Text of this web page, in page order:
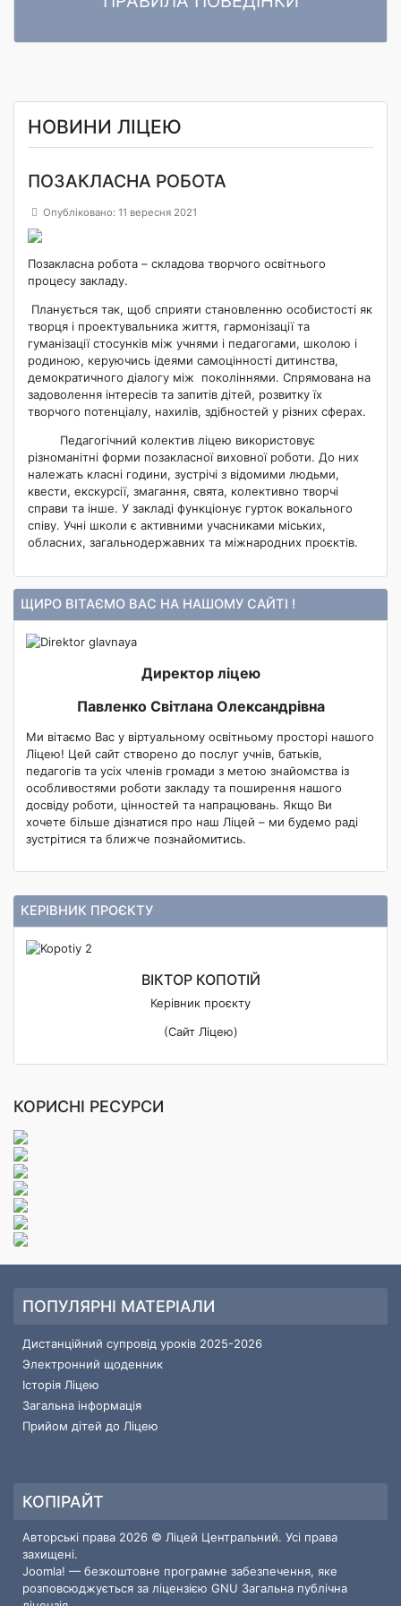
ЩИРО ВІТАЄМО ВАС НА НАШОМУ САЙТІ !
Директор ліцею
Павленко Світлана Олександрівна
Ми вітаємо Вас у віртуальному освітньому просторі нашого
Ліцею! Цей сайт створено до послуг учнів, батьків,
педагогів та усіх членів громади з метою знайомства із
особливостями роботи закладу та поширення нашого
досвіду роботи, цінностей та напрацювань. Якщо Ви
хочете більше дізнатися про наш Ліцей – ми будемо раді
зустрітися та ближче познайомитись.
НОВИНИ ЛІЦЕЮ
ПОЗАКЛАСНА РОБОТА
Опубліковано: 11 вересня 2021
Позакласна робота – складова творчого освітнього
процесу закладу.
Планується так, щоб сприяти становленню особистості як
творця і проектувальника життя, гармонізації та
гуманізації стосунків між учнями і педагогами, школою і
родиною, керуючись ідеями самоцінності дитинства,
демократичного діалогу між поколіннями. Спрямована на
задоволення інтересів та запитів дітей, розвитку їх
творчого потенціалу, нахилів, здібностей у різних сферах.
Педагогічний колектив ліцею використовує
різноманітні форми позакласної виховної роботи. До них
належать класні години, зустрічі з відомими людьми,
квести, екскурсії, змагання, свята, колективно творчі
справи та інше. У закладі функціонує гурток вокального
співу. Учні школи є активними учасниками міських,
обласних, загальнодержавних та міжнародних проєктів.
КЕРІВНИК ПРОЄКТУ
ВІКТОР КОПОТІЙ
Керівник проєкту
(Сайт Ліцею)
КОРИСНІ РЕСУРСИ
ПОПУЛЯРНІ МАТЕРІАЛИ
Дистанційний супровід уроків 2025-2026
Электронний щоденник
Історія Ліцею
Загальна інформація
Прийом дітей до Ліцею
КОПІРАЙТ
Авторські права 2026 © Ліцей Центральний. Усі права
захищені.
Joomla! — безкоштовне програмне забезпечення, яке
розповсюджується за ліцензією GNU Загальна публічна